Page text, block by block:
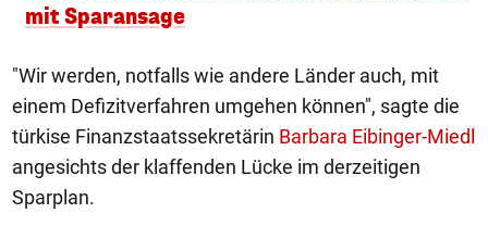
mit Sparansage
"Wir werden, notfalls wie andere Länder auch, mit
einem Defizitverfahren umgehen können", sagte die
türkise Finanzstaatssekretärin Barbara Eibinger-Miedl
angesichts der klaffenden Lücke im derzeitigen
Sparplan.